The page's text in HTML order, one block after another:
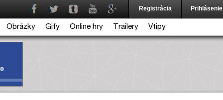
Registrácia Prihlásenie
Obrázky Gify Online hry Trailery Vtipy